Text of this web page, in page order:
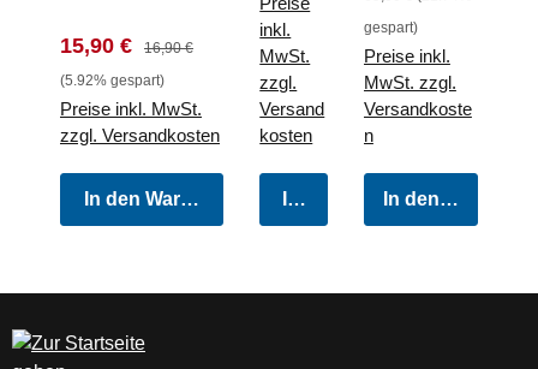
Verkaufspreis:
15,90 € Regulärer Preis:
16,90 €
(5.92% gespart)
Preise inkl. MwSt.
zzgl. Versandkosten
In den Warenkorb
35cm
inkl.
MwSt.
zzgl.
Versand
kosten
In den Warenkorb
Raubfisch
M
gespart)
Preise inkl.
MwSt. zzgl.
Versandkoste
n
In den